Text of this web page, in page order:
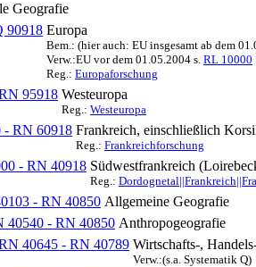
Geografie
90918 Europa
Bem.: (hier auch: EU insgesamt ab dem
Verw.:EU vor dem 01.05.2004 s. RL 10000
Reg.: Europaforschung
95918 Westeuropa
Reg.: Westeuropa
- RN 60918 Frankreich, einschließlich
Reg.: Frankreichforschung
- RN 40918 Südwestfrankreich
Reg.:
- RN 40850 Allgemeine Geografie
40540 - RN 40850 Anthropogeografie
40645 - RN 40789 Wirtschafts-,
Verw.:(s.a. Systematik Q)